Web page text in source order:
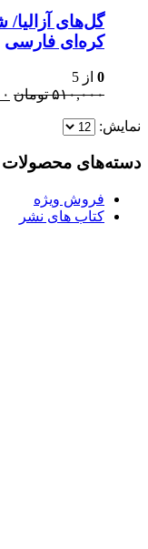
گل‌‌های آزالیا/
کره‌ای فارسی
0 از 5
۵۱۰,۰۰۰ تومان
نمایش:
دسته‌های محصولات
فروش ویژه
کتاب های نشر